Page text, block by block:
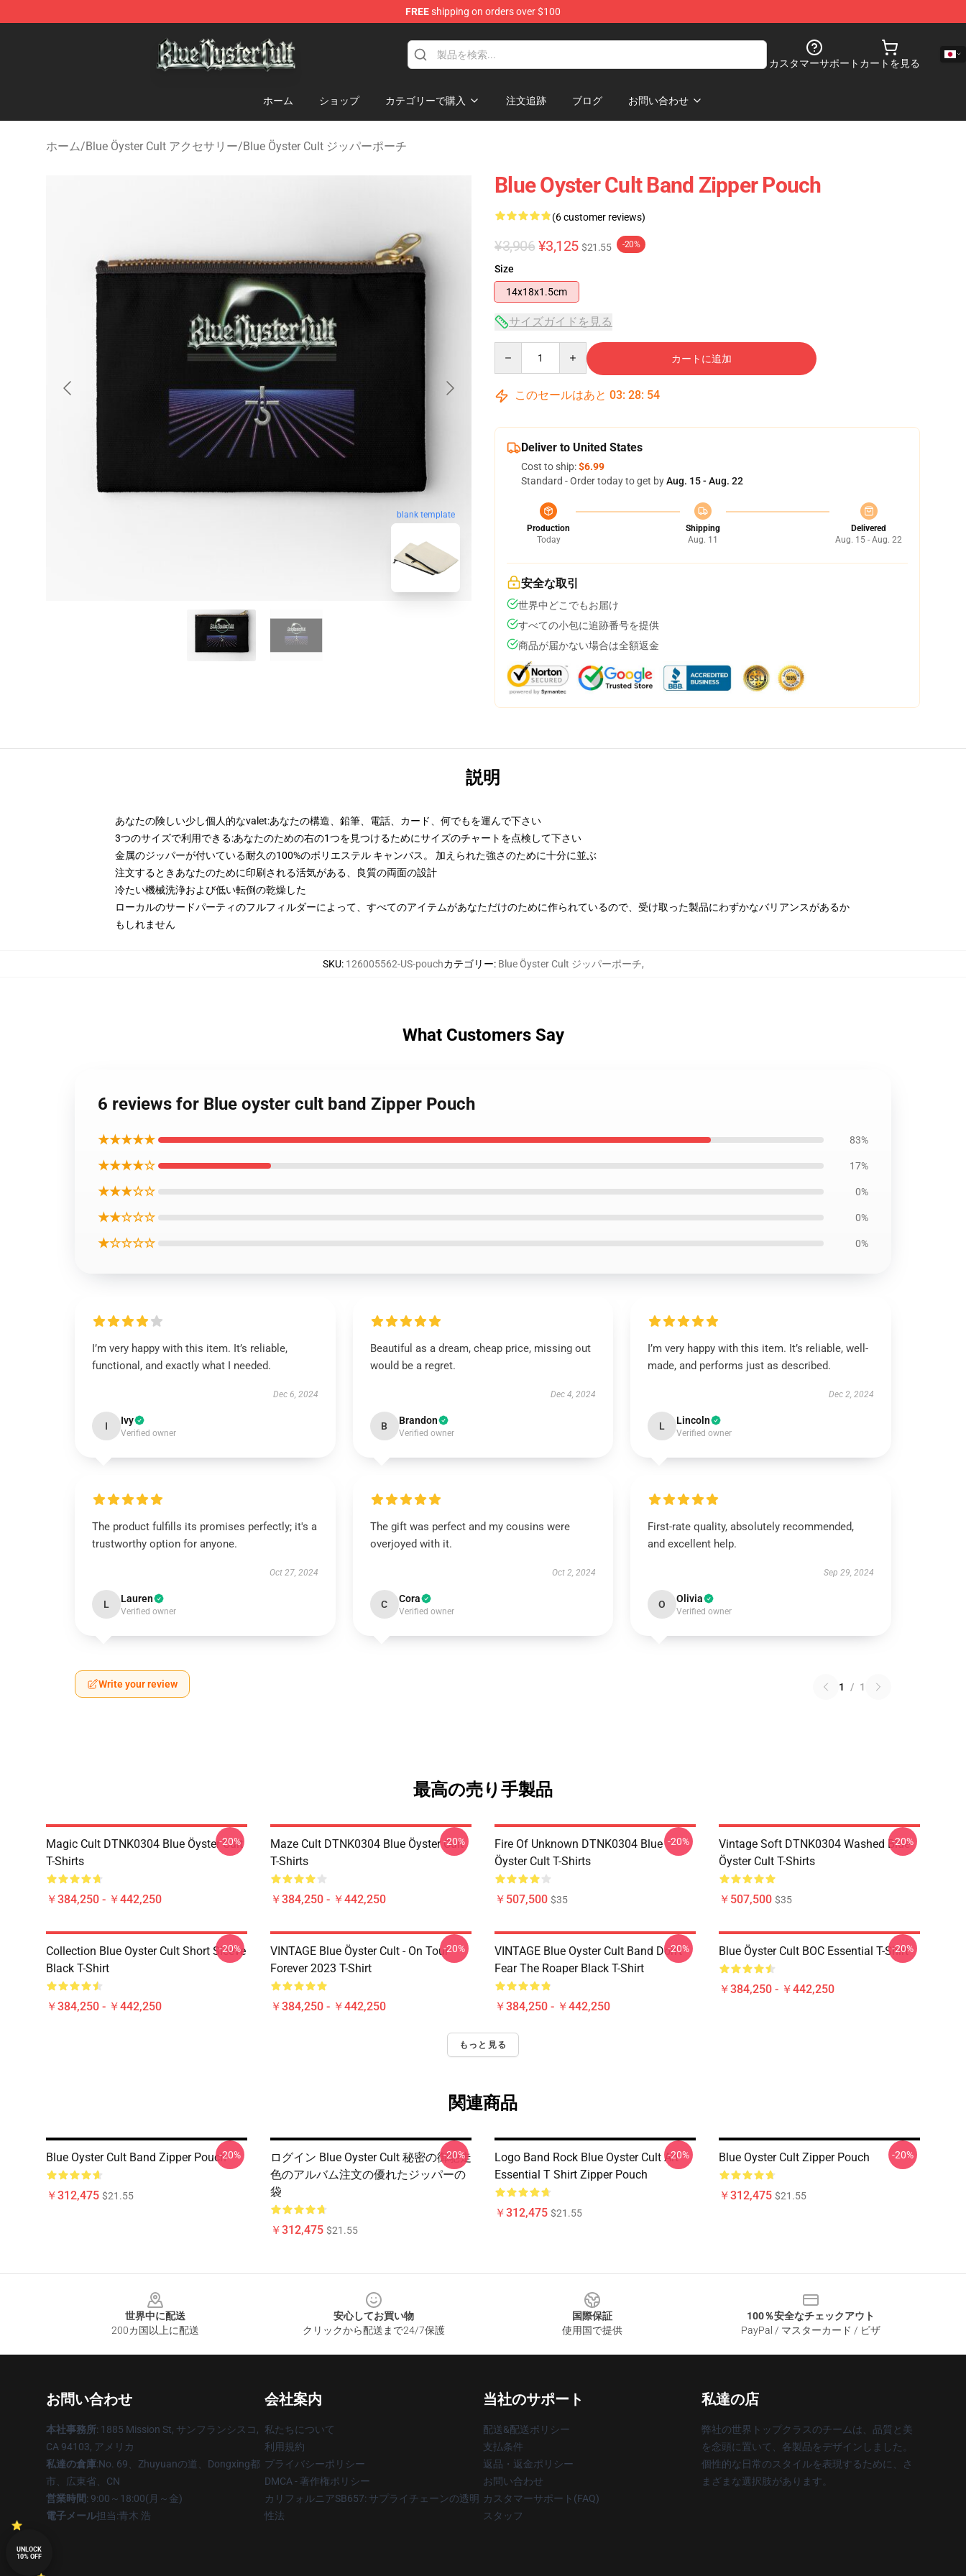
FREEshipping on orders over $100
カスタマーサポート カートを見る
ホーム ショップ カテゴリーで購入 注文追跡 ブログ お問い合わせ
ホーム/Blue Öyster Cult アクセサリー/Blue Öyster Cult ジッパーポーチ
blank template
Blue Oyster Cult Band Zipper Pouch
(6 customer reviews)
¥3,906 ¥3,125 $21.55 -20%
Size
14x18x1.5cm
サイズガイドを見る
カートに追加
このセールはあと 03: 28: 53
Deliver to United States
Cost to ship:$6.99
Standard - Order today to get byAug. 15 - Aug. 22
Production
Today
Shipping
Aug. 11
Delivered
Aug. 15 - Aug. 22
安全な取引
世界中どこでもお届け
すべての小包に追跡番号を提供
商品が届かない場合は全額返金
説明
あなたの険しい少し個人的なvalet:あなたの構造、鉛筆、電話、カード、何でもを運んで下さい
3つのサイズで利用できる:あなたのための右の1つを見つけるためにサイズのチャートを点検して下さい
金属のジッパーが付いている耐久の100%のポリエステル キャンバス。 加えられた強さのために十分に並ぶ
注文するときあなたのために印刷される活気がある、良質の両面の設計
冷たい機械洗浄および低い転倒の乾燥した
ローカルのサードパーティのフルフィルダーによって、すべてのアイテムがあなただけのために作られているので、受け取った製品にわずかなバリアンスがあるか
もしれません
SKU: 126005562-US-pouchカテゴリー: Blue Öyster Cult ジッパーポーチ,
What Customers Say
6 reviews for Blue oyster cult band Zipper Pouch
★★★★★ 83%
★★★★☆ 17%
★★★☆☆ 0%
★★☆☆☆ 0%
★☆☆☆☆ 0%
I’m very happy with this item. It’s reliable,
functional, and exactly what I needed.
Dec 6, 2024
I Ivy
Verified owner
Beautiful as a dream, cheap price, missing out
would be a regret.
Dec 4, 2024
B Brandon
Verified owner
I’m very happy with this item. It’s reliable, well-
made, and performs just as described.
Dec 2, 2024
L Lincoln
Verified owner
The product fulfills its promises perfectly; it's a
trustworthy option for anyone.
Oct 27, 2024
L Lauren
Verified owner
The gift was perfect and my cousins were
overjoyed with it.
Oct 2, 2024
C Cora
Verified owner
First-rate quality, absolutely recommended,
and excellent help.
Sep 29, 2024
O Olivia
Verified owner
Write your review 1 / 1
最高の売り手製品
Magic Cult DTNK0304 Blue Öyster Cult
T-Shirts
￥384,250 - ￥442,250
-20%
Maze Cult DTNK0304 Blue Öyster Cult
T-Shirts
￥384,250 - ￥442,250
-20%
Fire Of Unknown DTNK0304 Blue
Öyster Cult T-Shirts
￥507,500 $35
-20%
Vintage Soft DTNK0304 Washed Blue
Öyster Cult T-Shirts
￥507,500 $35
-20%
Collection Blue Oyster Cult Short Sleeve
Black T-Shirt
￥384,250 - ￥442,250
-20%
VINTAGE Blue Öyster Cult - On Tour
Forever 2023 T-Shirt
￥384,250 - ￥442,250
-20%
VINTAGE Blue Oyster Cult Band Don't
Fear The Roaper Black T-Shirt
￥384,250 - ￥442,250
-20% Blue Öyster Cult BOC Essential T-Shirt
￥384,250 - ￥442,250
-20%
もっと見る
関連商品
Blue Oyster Cult Band Zipper Pouch
￥312,475 $21.55
-20%
ログイン Blue Oyster Cult 秘密の御馳走
色のアルバム注文の優れたジッパーの
袋
￥312,475 $21.55
-20%
Logo Band Rock Blue Oyster Cult Art
Essential T Shirt Zipper Pouch
￥312,475 $21.55
-20% Blue Oyster Cult Zipper Pouch
￥312,475 $21.55
-20%
世界中に配送
200カ国以上に配送
安心してお買い物
クリックから配送まで24/7保護
国際保証
使用国で提供
100％安全なチェックアウト
PayPal / マスターカード / ビザ
お問い合わせ
本社事務所: 1885 Mission St, サンフランシスコ,
CA 94103, アメリカ
私達の倉庫:No. 69、Zhuyuanの道、Dongxing都
市、広東省、CN
営業時間: 9:00～18:00(月～金)
電子メール担当:青木 浩
会社案内
私たちについて
利用規約
プライバシーポリシー
DMCA - 著作権ポリシー
カリフォルニアSB657: サプライチェーンの透明
性法
当社のサポート
配送&配送ポリシー
支払条件
返品・返金ポリシー
お問い合わせ
カスタマーサポート(FAQ)
スタッフ
私達の店
弊社の世界トップクラスのチームは、品質と美
を念頭に置いて、各製品をデザインしました。
個性的な日常のスタイルを表現するために、さ
まざまな選択肢があります。
UNLOCK
10% OFF